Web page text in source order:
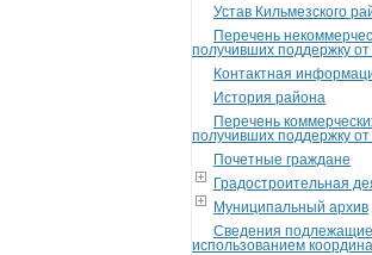
Устав Кильмезского
Перечень
получивших поддержку от
Контактная
История района
Перечень
получивших поддержку от
Почетные граждане
Градостроительная
Муниципальный архив
Сведения
использованием